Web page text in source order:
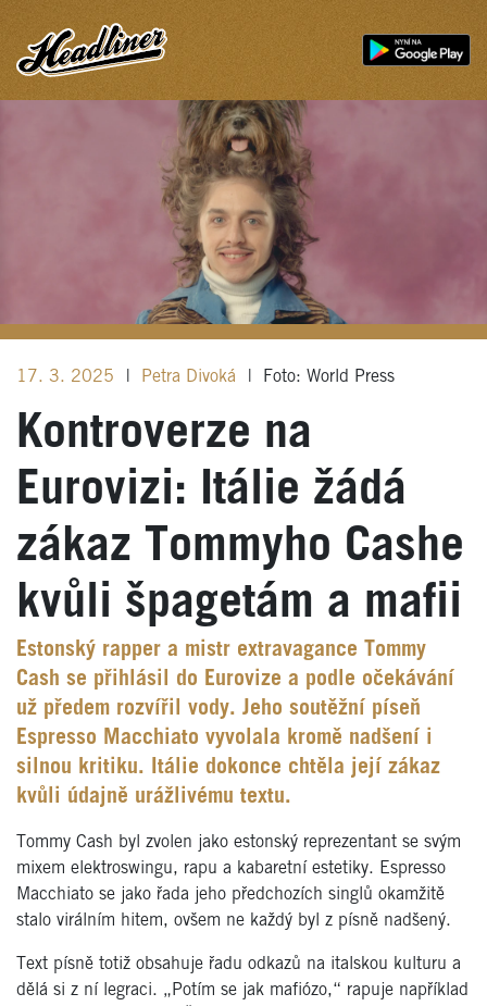
17. 3. 2025 Petra Divoká Foto: World Press
Kontroverze na
Eurovizi: Itálie žádá
zákaz Tommyho Cashe
kvůli špagetám a mafii
Estonský rapper a mistr extravagance Tommy
Cash se přihlásil do Eurovize a podle očekávání
už předem rozvířil vody. Jeho soutěžní píseň
Espresso Macchiato vyvolala kromě nadšení i
silnou kritiku. Itálie dokonce chtěla její zákaz
kvůli údajně urážlivému textu.
Tommy Cash byl zvolen jako estonský reprezentant se svým
mixem elektroswingu, rapu a kabaretní estetiky. Espresso
Macchiato se jako řada jeho předchozích singlů okamžitě
stalo virálním hitem, ovšem ne každý byl z písně nadšený.
Text písně totiž obsahuje řadu odkazů na italskou kulturu a
dělá si z ní legraci. „Potím se jak mafiózo,“ rapuje například